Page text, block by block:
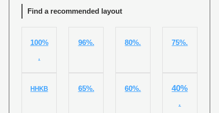
Find a recommended layout
100%
.
96%. 80%. 75%.
HHKB 65%. 60%.
40%
.